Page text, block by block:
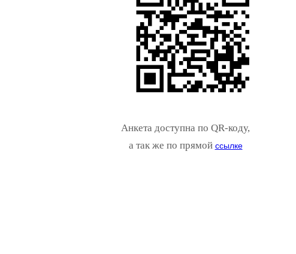
Анкета доступна по QR-коду,
а так же по прямой ссылке